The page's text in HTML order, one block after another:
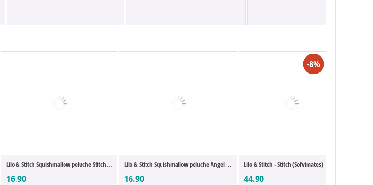
Lilo & Stitch Squishmallow peluche Stitch...
16.90
Lilo & Stitch Squishmallow peluche Angel ...
16.90
Lilo & Stitch - Stitch (Sofvimates)
44.90
-6%
-16%
-20%
-27%
-25%
-70%
-9%
-8%
-27%
-27%
-7%
-8%